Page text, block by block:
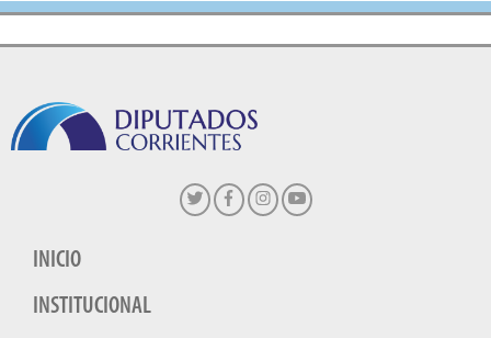
INICIO
INSTITUCIONAL